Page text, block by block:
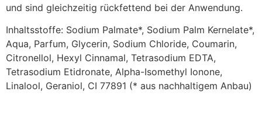
und sind gleichzeitig rückfettend bei der Anwendung.
Inhaltsstoffe: Sodium Palmate*, Sodium Palm Kernelate*,
Aqua, Parfum, Glycerin, Sodium Chloride, Coumarin,
Citronellol, Hexyl Cinnamal, Tetrasodium EDTA,
Tetrasodium Etidronate, Alpha-Isomethyl Ionone,
Linalool, Geraniol, CI 77891 (* aus nachhaltigem Anbau)